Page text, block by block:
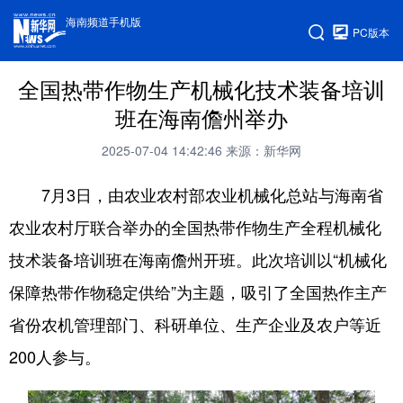
海南频道手机版
PC版本
全国热带作物生产机械化技术装备培训
班在海南儋州举办
2025-07-04 14:42:46 来源：新华网
7月3日，由农业农村部农业机械化总站与海南省
农业农村厅联合举办的全国热带作物生产全程机械化
技术装备培训班在海南儋州开班。此次培训以“机械化
保障热带作物稳定供给”为主题，吸引了全国热作主产
省份农机管理部门、科研单位、生产企业及农户等近
200人参与。